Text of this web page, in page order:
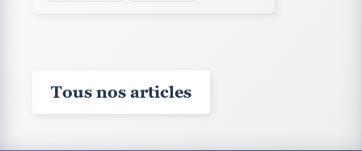
Tous nos articles